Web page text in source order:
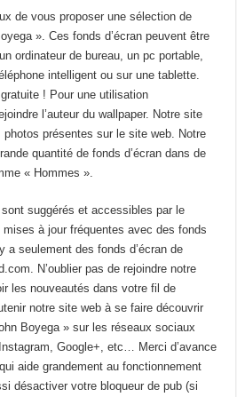
de vous proposer une sélection de
». Ces fonds d’écran peuvent être
ordinateur de bureau, un pc portable,
intelligent ou sur une tablette.
gratuite ! Pour une utilisation
l’auteur du wallpaper. Notre site
photos présentes sur le site web. Notre
quantité de fonds d’écran dans de
« Hommes ».
sont suggérés et accessibles par le
à jour fréquentes avec des fonds
a seulement des fonds d’écran de
N’oublier pas de rejoindre notre
les nouveautés dans votre fil de
notre site web à se faire découvrir
Boyega » sur les réseaux sociaux
Google+, etc… Merci d’avance
aide grandement au fonctionnement
désactiver votre bloqueur de pub (si